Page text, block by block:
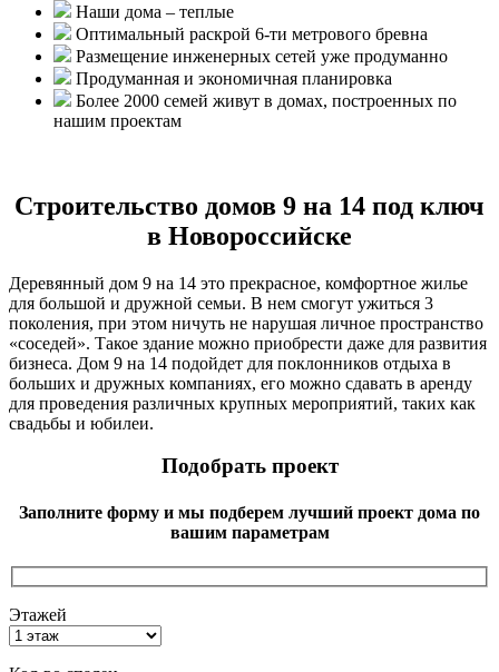
Наши дома – теплые
Оптимальный раскрой 6-ти метрового бревна
Размещение инженерных сетей уже продуманно
Продуманная и экономичная планировка
Более 2000 семей живут в домах, построенных по
нашим проектам
Строительство домов 9 на 14 под ключ
в Новороссийске
Деревянный дом 9 на 14 это прекрасное, комфортное жилье
для большой и дружной семьи. В нем смогут ужиться 3
поколения, при этом ничуть не нарушая личное пространство
«соседей». Такое здание можно приобрести даже для развития
бизнеса. Дом 9 на 14 подойдет для поклонников отдыха в
больших и дружных компаниях, его можно сдавать в аренду
для проведения различных крупных мероприятий, таких как
свадьбы и юбилеи.
Подобрать проект
Заполните форму и мы подберем лучший проект дома по
вашим параметрам
Этажей